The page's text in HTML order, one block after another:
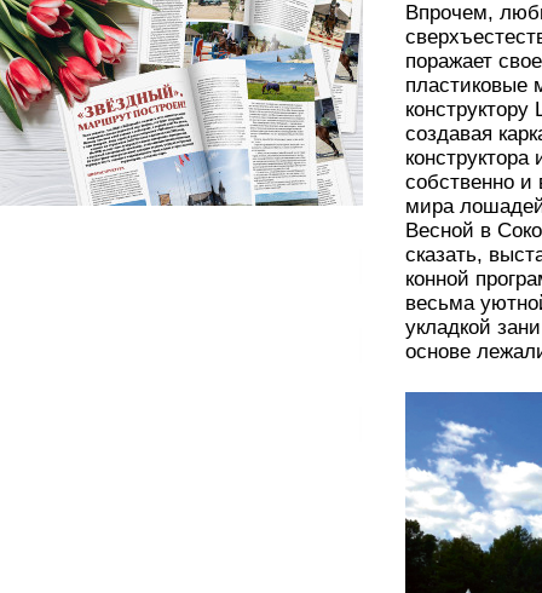
Впрочем,
поражает
пластиковые
создавая
собственно и
мира
Весной в
сказать,
конной
весьма
укладкой
основе